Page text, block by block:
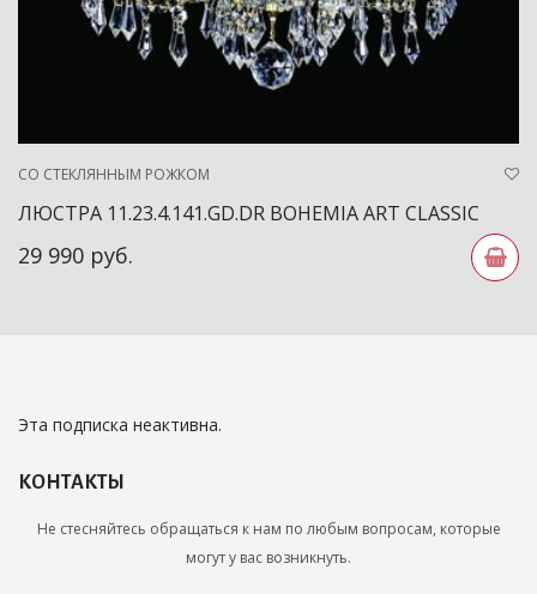
СО СТЕКЛЯННЫМ РОЖКОМ
ЛЮСТРА 11.23.4.141.GD.DR BOHEMIA ART CLASSIC
29 990 руб.
Эта подписка неактивна.
КОНТАКТЫ
Не стесняйтесь обращаться к нам по любым вопросам, которые
могут у вас возникнуть.